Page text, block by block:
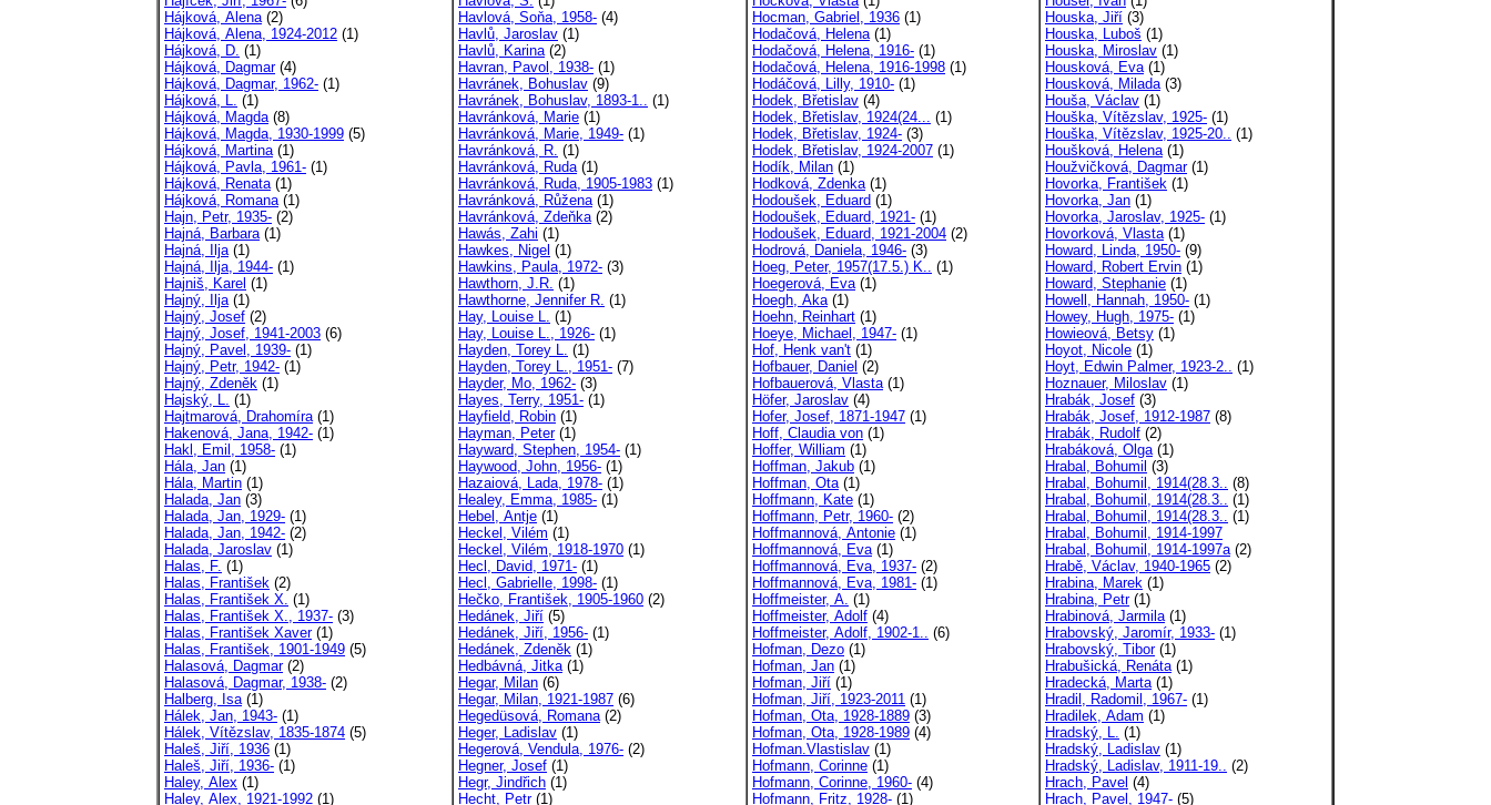
Hájková, Alena(2)
Hájková, Alena, 1924-2012 (1)
Hájková, D. (1)
Hájková, Dagmar(4)
Hájková, Dagmar, 1962- (1)
Hájková, L. (1)
Hájková, Magda(8)
Hájková, Magda, 1930-1999 (5)
Hájková, Martina(1)
Hájková, Pavla, 1961- (1)
Hájková, Renata(1)
Hájková, Romana(1)
Hajn, Petr, 1935- (2)
Hajná, Barbara(1)
Hajná, Ilja(1)
Hajná, Ilja, 1944- (1)
Hajniš, Karel (1)
Hajný, Ilja(1)
Hajný, Josef (2)
Hajný, Josef, 1941-2003 (6)
Hajný, Pavel, 1939- (1)
Hajný, Petr, 1942- (1)
Hajný, Zdeněk (1)
Hajský, L. (1)
Hajtmarová, Drahomíra(1)
Hakenová, Jana, 1942- (1)
Hakl, Emil, 1958- (1)
Hála, Jan (1)
Hála, Martin (1)
Halada, Jan (3)
Halada, Jan, 1929- (1)
Halada, Jan, 1942- (2)
Halada, Jaroslav (1)
Halas, F. (1)
Halas, František (2)
Halas, František X. (1)
Halas, František X., 1937- (3)
Halas, František Xaver(1)
Halas, František, 1901-1949 (5)
Halasová, Dagmar(2)
Halasová, Dagmar, 1938- (2)
Halberg, Isa(1)
Hálek, Jan, 1943- (1)
Hálek, Vítězslav, 1835-1874 (5)
Haleš, Jiří, 1936 (1)
Haleš, Jiří, 1936- (1)
Haley, Alex (1)
Haley, Alex, 1921-1992 (1)
Havlová, Soňa, 1958- (4)
Havlů, Jaroslav (1)
Havlů, Karina(2)
Havran, Pavol, 1938- (1)
Havránek, Bohuslav (9)
Havránek, Bohuslav, 1893-1.. (1)
Havránková, Marie (1)
Havránková, Marie, 1949- (1)
Havránková, R. (1)
Havránková, Ruda(1)
Havránková, Ruda, 1905-1983 (1)
Havránková, Růžena(1)
Havránková, Zdeňka(2)
Hawás, Zahi (1)
Hawkes, Nigel (1)
Hawkins, Paula, 1972- (3)
Hawthorn, J.R. (1)
Hawthorne, Jennifer R. (1)
Hay, Louise L. (1)
Hay, Louise L., 1926- (1)
Hayden, Torey L. (1)
Hayden, Torey L., 1951- (7)
Hayder, Mo, 1962- (3)
Hayes, Terry, 1951- (1)
Hayfield, Robin (1)
Hayman, Peter(1)
Hayward, Stephen, 1954- (1)
Haywood, John, 1956- (1)
Hazaiová, Lada, 1978- (1)
Healey, Emma, 1985- (1)
Hebel, Antje (1)
Heckel, Vilém (1)
Heckel, Vilém, 1918-1970 (1)
Hecl, David, 1971- (1)
Hecl, Gabrielle, 1998- (1)
Hečko, František, 1905-1960 (2)
Hedánek, Jiří (5)
Hedánek, Jiří, 1956- (1)
Hedánek, Zdeněk (1)
Hedbávná, Jitka(1)
Hegar, Milan (6)
Hegar, Milan, 1921-1987 (6)
Hegedüsová, Romana(2)
Heger, Ladislav (1)
Hegerová, Vendula, 1976- (2)
Hegner, Josef (1)
Hegr, Jindřich (1)
Hecht, Petr(1)
Hocman, Gabriel, 1936 (1)
Hodačová, Helena(1)
Hodačová, Helena, 1916- (1)
Hodačová, Helena, 1916-1998 (1)
Hodáčová, Lilly, 1910- (1)
Hodek, Břetislav (4)
Hodek, Břetislav, 1924(24... (1)
Hodek, Břetislav, 1924- (3)
Hodek, Břetislav, 1924-2007 (1)
Hodík, Milan (1)
Hodková, Zdenka(1)
Hodoušek, Eduard (1)
Hodoušek, Eduard, 1921- (1)
Hodoušek, Eduard, 1921-2004 (2)
Hodrová, Daniela, 1946- (3)
Hoeg, Peter, 1957(17.5.) K.. (1)
Hoegerová, Eva(1)
Hoegh, Aka(1)
Hoehn, Reinhart (1)
Hoeye, Michael, 1947- (1)
Hof, Henk van't (1)
Hofbauer, Daniel (2)
Hofbauerová, Vlasta(1)
Höfer, Jaroslav (4)
Hofer, Josef, 1871-1947 (1)
Hoff, Claudia von (1)
Hoffer, William (1)
Hoffman, Jakub (1)
Hoffman, Ota(1)
Hoffmann, Kate (1)
Hoffmann, Petr, 1960- (2)
Hoffmannová, Antonie (1)
Hoffmannová, Eva(1)
Hoffmannová, Eva, 1937- (2)
Hoffmannová, Eva, 1981- (1)
Hoffmeister, A. (1)
Hoffmeister, Adolf (4)
Hoffmeister, Adolf, 1902-1.. (6)
Hofman, Dezo (1)
Hofman, Jan (1)
Hofman, Jiří (1)
Hofman, Jiří, 1923-2011 (1)
Hofman, Ota, 1928-1889 (3)
Hofman, Ota, 1928-1989 (4)
Hofman.Vlastislav (1)
Hofmann, Corinne (1)
Hofmann, Corinne, 1960- (4)
Hofmann, Fritz, 1928- (1)
Houska, Jiří (3)
Houska, Luboš (1)
Houska, Miroslav (1)
Housková, Eva(1)
Housková, Milada(3)
Houša, Václav (1)
Houška, Vítězslav, 1925- (1)
Houška, Vítězslav, 1925-20.. (1)
Houšková, Helena(1)
Houžvičková, Dagmar(1)
Hovorka, František (1)
Hovorka, Jan (1)
Hovorka, Jaroslav, 1925- (1)
Hovorková, Vlasta(1)
Howard, Linda, 1950- (9)
Howard, Robert Ervin (1)
Howard, Stephanie (1)
Howell, Hannah, 1950- (1)
Howey, Hugh, 1975- (1)
Howieová, Betsy (1)
Hoyot, Nicole (1)
Hoyt, Edwin Palmer, 1923-2.. (1)
Hoznauer, Miloslav (1)
Hrabák, Josef (3)
Hrabák, Josef, 1912-1987 (8)
Hrabák, Rudolf (2)
Hrabáková, Olga(1)
Hrabal, Bohumil (3)
Hrabal, Bohumil, 1914(28.3.. (8)
Hrabal, Bohumil, 1914(28.3.. (1)
Hrabal, Bohumil, 1914(28.3.. (1)
Hrabal, Bohumil, 1914-1997
Hrabal, Bohumil, 1914-1997a(2)
Hrabě, Václav, 1940-1965 (2)
Hrabina, Marek (1)
Hrabina, Petr(1)
Hrabinová, Jarmila(1)
Hrabovský, Jaromír, 1933- (1)
Hrabovský, Tibor(1)
Hrabušická, Renáta(1)
Hradecká, Marta(1)
Hradil, Radomil, 1967- (1)
Hradilek, Adam (1)
Hradský, L. (1)
Hradský, Ladislav (1)
Hradský, Ladislav, 1911-19.. (2)
Hrach, Pavel (4)
Hrach, Pavel, 1947- (5)